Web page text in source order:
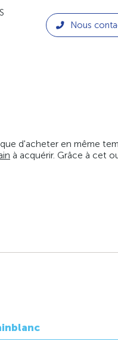
Nous
d'acheter en même
à acquérir. Grâce à cet